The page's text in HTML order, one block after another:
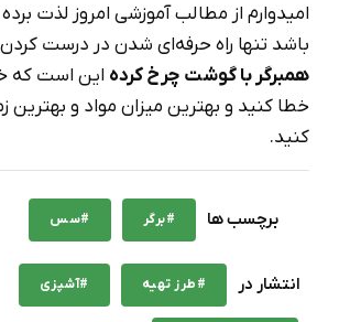
امیدوارم از مطالب آموزشی امروز لذت
باشد تنها راه حرفه‌ای شدن در درست
همبرگر با گوشت چرخ کرده این است که
خطا کنید و بهترین میزان مواد و بهترین
کنید.
برچسب ها #برگر #سس
انتشار در #طرز تهیه #آشپزی